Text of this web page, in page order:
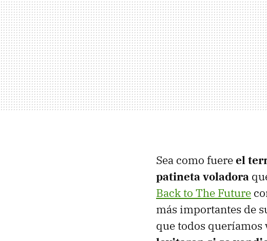
Sea como fuereel
patineta voladora
Back to The Future
más importantes de
que todos queríamos